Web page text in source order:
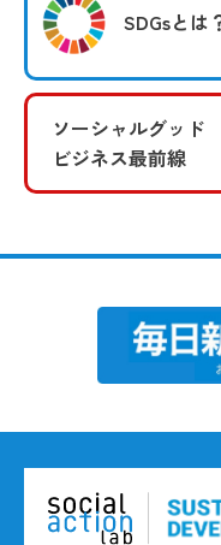
SDGsとは
ソーシャルグッド
ビジネス最前線